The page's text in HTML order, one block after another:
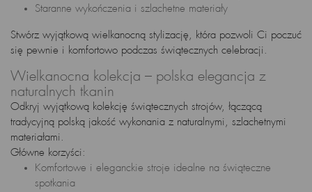
Staranne wykończenia i szlachetne materiały
Stwórz wyjątkową wielkanocną stylizację, która pozwoli Ci poczuć
się pewnie i komfortowo podczas świątecznych celebracji.
Wielkanocna kolekcja – polska elegancja z
naturalnych tkanin
Odkryj wyjątkową kolekcję świątecznych strojów, łączącą
tradycyjną polską jakość wykonania z naturalnymi, szlachetnymi
materiałami.
Główne korzyści:
Komfortowe i eleganckie stroje idealne na świąteczne
spotkania